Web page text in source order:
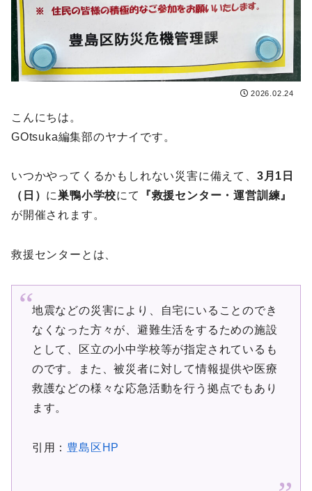
2026.02.24
こんにちは。
GOtsuka編集部のヤナイです。
いつかやってくるかもしれない災害に備えて、 3月1日
（日） に巣鴨小学校にて
『救援センター・運営訓練』
が開催されます。
救援センターとは、
地震などの災害により、自宅にいることのでき
なくなった方々が、避難生活をするための施設
として、区立の小中学校等が指定されているも
のです。また、被災者に対して情報提供や医療
救護などの様々な応急活動を行う拠点でもあり
ます。
引用： 豊島区HP